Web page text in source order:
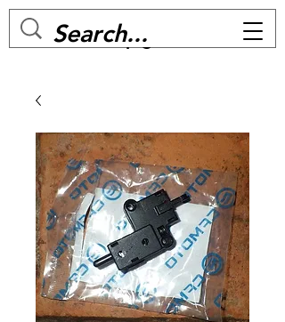
MC BIKE Perpignan